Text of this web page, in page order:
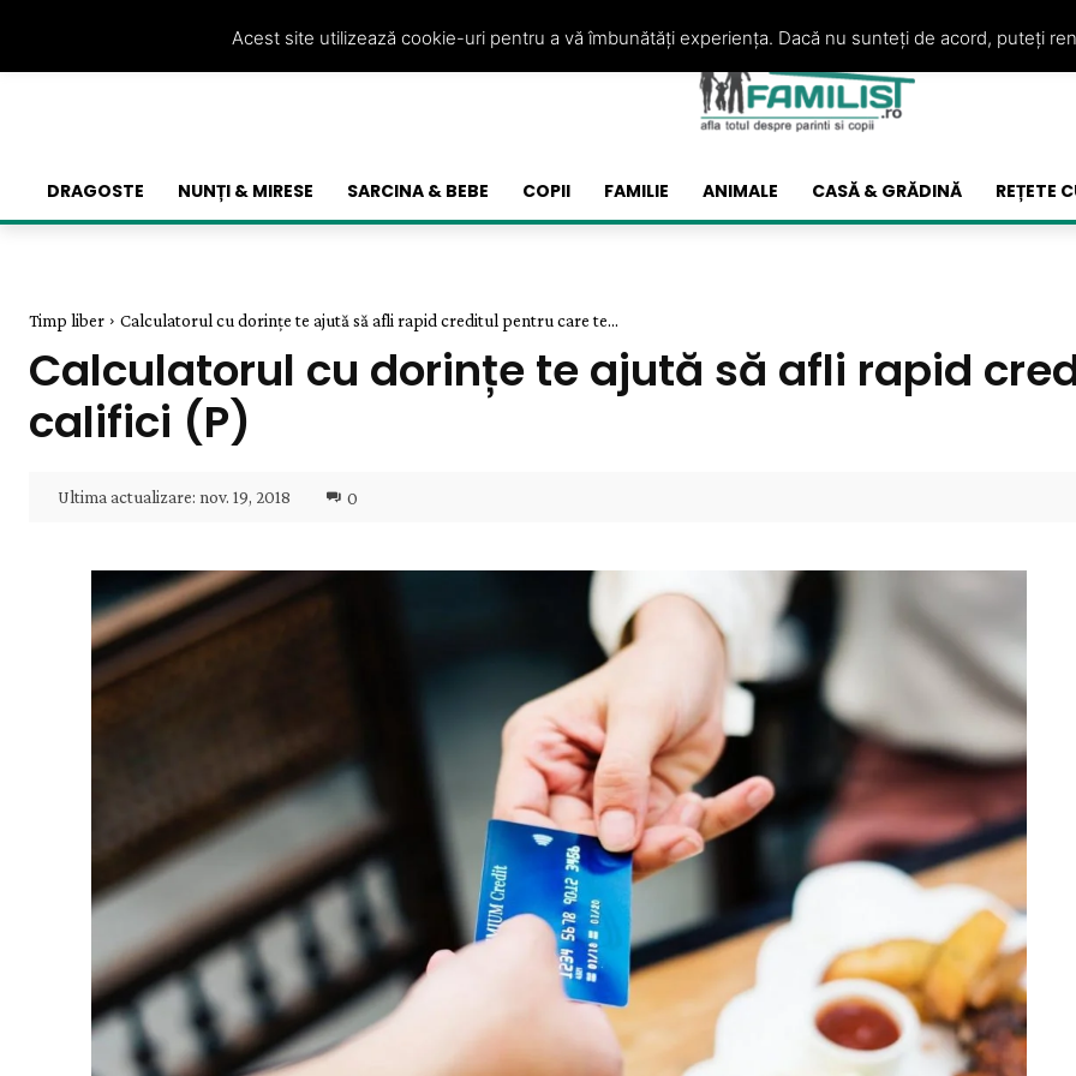
DRAGOSTE NUNȚI & MIRESE SARCINA & BEBE COPII FAMILIE ANIMALE CASĂ & GRĂDINĂ REȚETE
Timp liber Calculatorul cu dorințe te ajută să afli rapid creditul pentru care te...
Calculatorul cu dorințe te ajută să afli rapid
califici (P)
Ultima actualizare: nov. 19, 2018 0
Acest site utilizează cookie-uri pentru a vă îmbunătăți experiența. Dacă nu sunteți de acord, puteți